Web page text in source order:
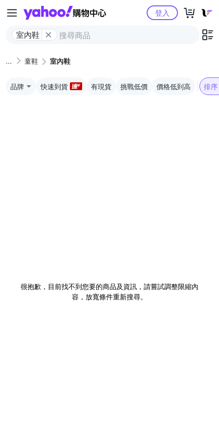
Yahoo購物中心
室內鞋
登入
童鞋 室內鞋
品牌 快速到貨 有現貨 挑戰低價 價格低到高 排序
很抱歉，目前找不到您要的商品及資訊，請嘗試調整限縮內
容，放寬條件重新搜尋。